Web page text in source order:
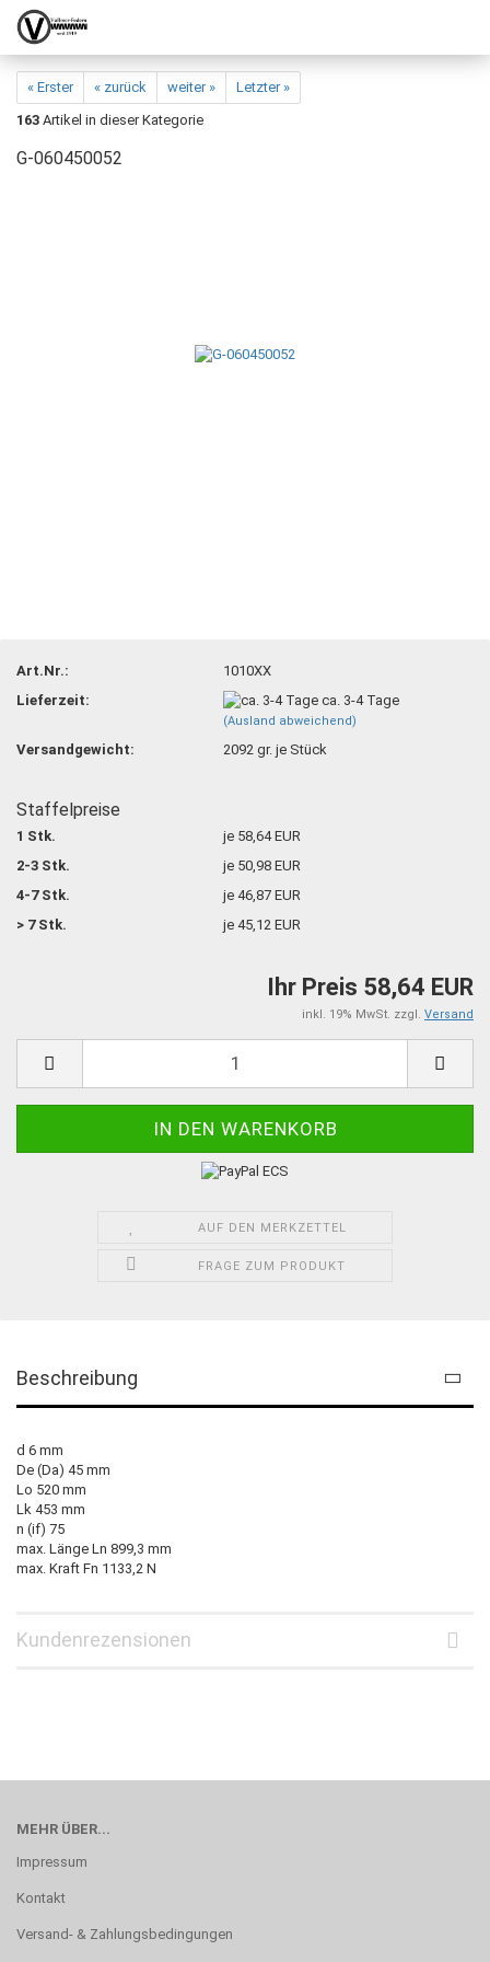
« Erster « zurück weiter »
Letzter »
163 Artikel in dieser Kategorie
G-060450052
Art.Nr.:
1010XX
Lieferzeit:
ca. 3-4 Tage
(Ausland abweichend)
Versandgewicht: 2092 gr. je Stück
Staffelpreise
1 Stk.
je 58,64 EUR
2-3 Stk.
je 50,98 EUR
4-7 Stk.
je 46,87 EUR
> 7 Stk.
je 45,12 EUR
Ihr Preis 58,64 EUR
inkl. 19% MwSt. zzgl. Versand
AUF DEN MERKZETTEL
FRAGE ZUM PRODUKT
Beschreibung
d 6 mm
De (Da) 45 mm
Lo 520 mm
Lk 453 mm
n (if) 75
max. Länge Ln 899,3 mm
max. Kraft Fn 1133,2 N
Kundenrezensionen
MEHR ÜBER...
Impressum
Kontakt
Versand- & Zahlungsbedingungen